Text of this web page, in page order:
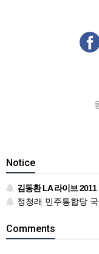
Notice
김동환 LA 라이브
정청래 민주통합당
Comments